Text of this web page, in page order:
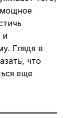
мощное
и
Глядя в
что
еще